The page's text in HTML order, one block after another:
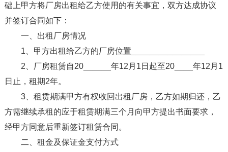
础上甲方将厂房出租给乙方使用的有关事宜，双方达成协议
并签订合同如下：
一、出租厂房情况
1、甲方出租给乙方的厂房位置________________
2、厂房租赁自20______年12月1日起至20____年12月1
日止，租期2年。
3、租赁期满甲方有权收回出租厂房，乙方如期归还，乙
方需继续承租的应于租赁期满三个月向甲方提出书面要求，
经甲方同意后重新签订租赁合同。
二、租金及保证金支付方式